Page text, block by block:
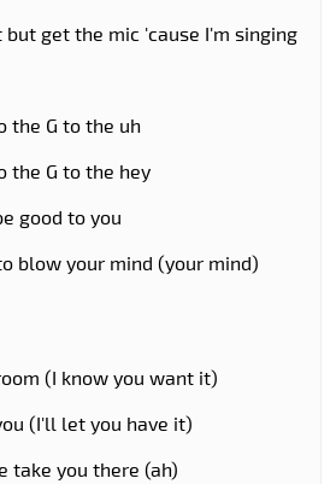
get the mic 'cause I'm singing
the G to the uh
the G to the hey
good to you
blow your mind (your mind)
(I know you want it)
(I'll let you have it)
take you there (ah)